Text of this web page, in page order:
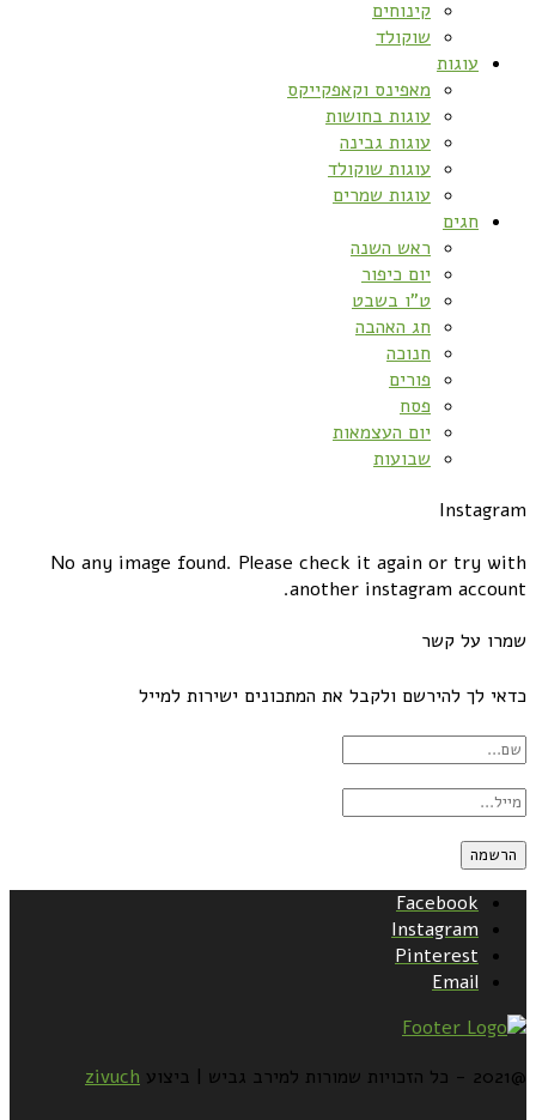
קינוחים
שוקולד
עוגות
מאפינס וקאפקייקס
עוגות בחושות
עוגות גבינה
עוגות שוקולד
עוגות שמרים
חגים
ראש השנה
יום כיפור
ט”ו בשבט
חג האהבה
חנוכה
פורים
פסח
יום העצמאות
שבועות
Instagram
No any image found. Please check it again or try with
another instagram account.
שמרו על קשר
כדאי לך להירשם ולקבל את המתכונים ישירות למייל
Facebook
Instagram
Pinterest
Email
@2021 - כל הזכויות שמורות למירב גביש | ביצוע zivuch